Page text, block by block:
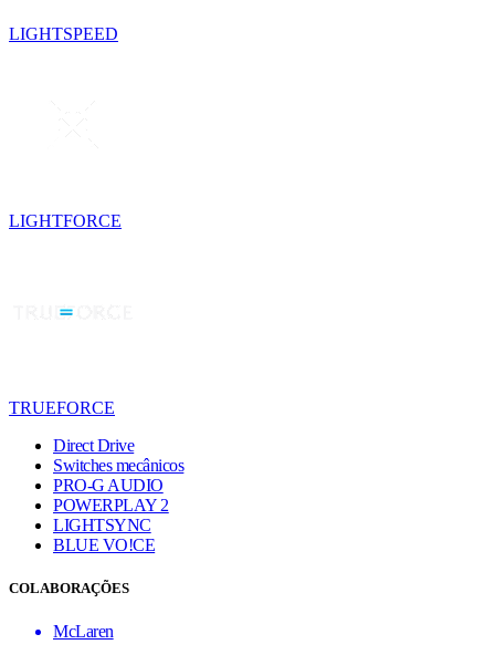
LIGHTSPEED
LIGHTFORCE
TRUEFORCE
Direct Drive
Switches mecânicos
PRO-G AUDIO
POWERPLAY 2
LIGHTSYNC
BLUE VO!CE
COLABORAÇÕES
McLaren